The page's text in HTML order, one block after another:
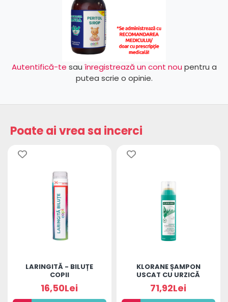
Autentifică-te sau înregistrează un cont nou pentru a
putea scrie o opinie.
Poate ai vrea sa incerci
LARINGITĂ - BILUȚE
COPII
16,50Lei
KLORANE ȘAMPON
USCAT CU URZICĂ
150ML
71,92Lei